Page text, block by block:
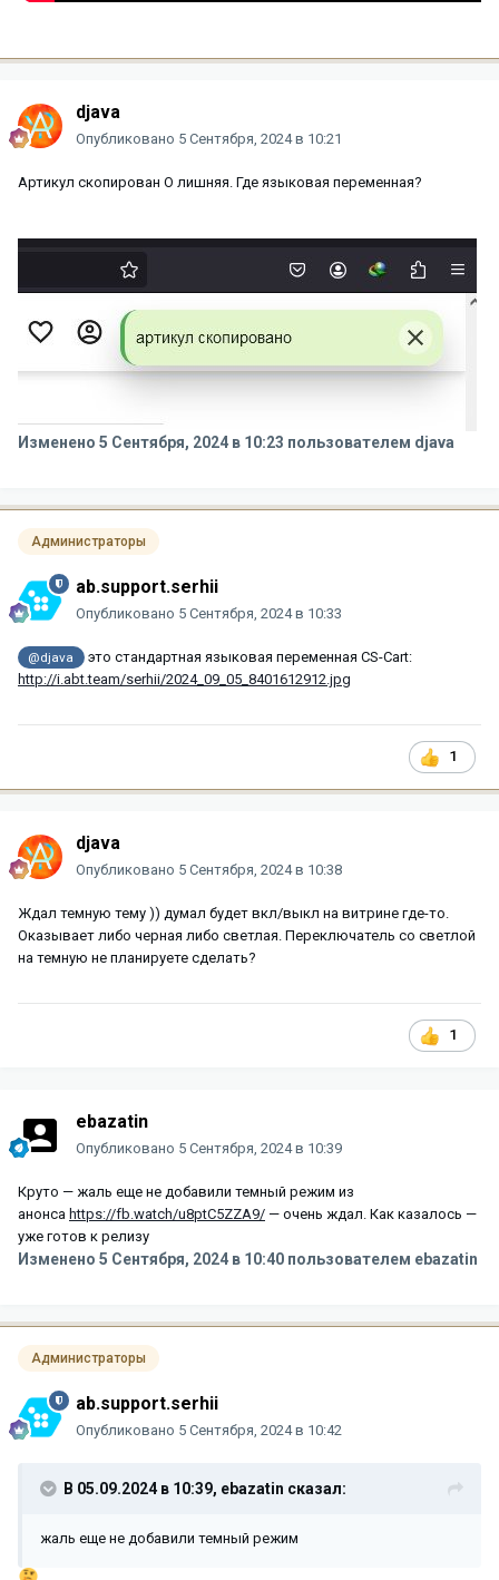
djava
Опубликовано 5 Сентября, 2024 в 10:21
Артикул скопирован О лишняя. Где языковая переменная?
Изменено 5 Сентября, 2024 в 10:23 пользователем djava
Администраторы
ab.support.serhii
Опубликовано 5 Сентября, 2024 в 10:33
@djava
это стандартная языковая переменная CS-Cart:
http://i.abt.team/serhii/2024_09_05_8401612912.jpg
1
djava
Опубликовано 5 Сентября, 2024 в 10:38
Ждал темную тему )) думал будет вкл/выкл на витрине где-то.
Оказывает либо черная либо светлая. Переключатель со светлой
на темную не планируете сделать?
1
ebazatin
Опубликовано 5 Сентября, 2024 в 10:39
Круто — жаль еще не добавили темный режим из
анонса https://fb.watch/u8ptC5ZZA9/ — очень ждал. Как казалось —
уже готов к релизу
Изменено 5 Сентября, 2024 в 10:40 пользователем ebazatin
Администраторы
ab.support.serhii
Опубликовано 5 Сентября, 2024 в 10:42
В 05.09.2024 в 10:39, ebazatin сказал:
жаль еще не добавили темный режим